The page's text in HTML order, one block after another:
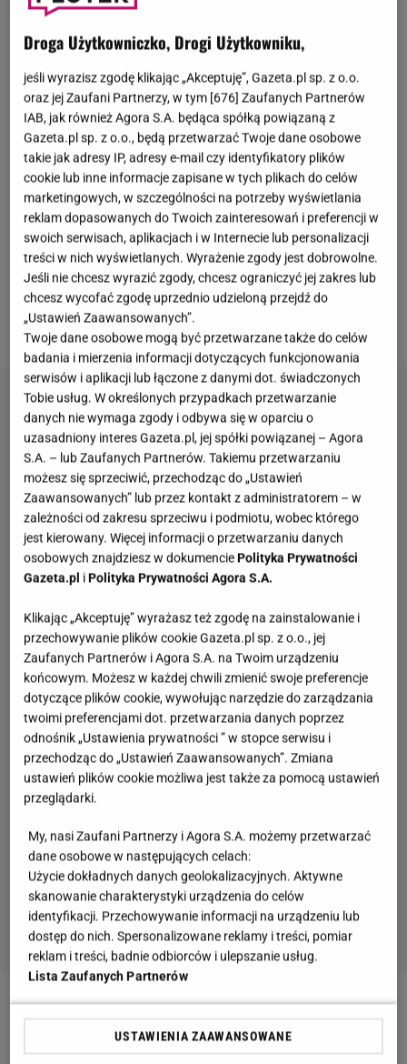
Emerytury polskich gwiazd
schodzi z nagłówków za sprawą wypowiedzi
swoich świadczeń opowiadała w rozmowie z
Jastrząb PostUrszula Dudziak.Według piosenkarki
artyści są "po macoszemu traktowani przez rząd"
gdyby mieli żyć tylko z emerytury "nie daliby rady". -
Jestem niezadowolona i uważam, żepowinniśmy
mieć o wiele większą emeryturę- stwierdziła
Dudziak. Podobne słowa padły niegdyś z ust
Krzysztofa Cugowskiego, którywyjawił, że "będzie
musiał śpiewać do śmierci", gdyż otrzymuje
niskie świadczenia. Artyści słusznie narzekają?
"Znalazłem sobie pracę w mediach"
Droga Użytkowniczko, Drogi Użytkowniku,
jeśli wyrazisz zgodę klikając „Akceptuję”, Gazeta.pl sp. z o.o.
oraz jej Zaufani Partnerzy, w tym [676] Zaufanych Partnerów
IAB, jak również Agora S.A. będąca spółką powiązaną z
Gazeta.pl sp. z o.o., będą przetwarzać Twoje dane osobowe
takie jak adresy IP, adresy e-mail czy identyfikatory plików
cookie lub inne informacje zapisane w tych plikach do celów
marketingowych, w szczególności na potrzeby wyświetlania
reklam dopasowanych do Twoich zainteresowań i preferencji w
swoich serwisach, aplikacjach i w Internecie lub personalizacji
treści w nich wyświetlanych. Wyrażenie zgody jest dobrowolne.
Jeśli nie chcesz wyrazić zgody, chcesz ograniczyć jej zakres lub
chcesz wycofać zgodę uprzednio udzieloną przejdź do
„Ustawień Zaawansowanych”.
Twoje dane osobowe mogą być przetwarzane także do celów
badania i mierzenia informacji dotyczących funkcjonowania
serwisów i aplikacji lub łączone z danymi dot. świadczonych
Tobie usług. W określonych przypadkach przetwarzanie
danych nie wymaga zgody i odbywa się w oparciu o
uzasadniony interes Gazeta.pl, jej spółki powiązanej – Agora
S.A. – lub Zaufanych Partnerów. Takiemu przetwarzaniu
możesz się sprzeciwić, przechodząc do „Ustawień
Zaawansowanych” lub przez kontakt z administratorem – w
zależności od zakresu sprzeciwu i podmiotu, wobec którego
jest kierowany. Więcej informacji o przetwarzaniu danych
osobowych znajdziesz w dokumenciePolityka Prywatności
Gazeta.pl iPolityka Prywatności Agora S.A.
Klikając „Akceptuję” wyrażasz też zgodę na zainstalowanie i
przechowywanie plików cookie Gazeta.pl sp. z o.o., jej
Zaufanych Partnerów i Agora S.A. na Twoim urządzeniu
końcowym. Możesz w każdej chwili zmienić swoje preferencje
dotyczące plików cookie, wywołując narzędzie do zarządzania
twoimi preferencjami dot. przetwarzania danych poprzez
odnośnik „Ustawienia prywatności ” w stopce serwisu i
przechodząc do „Ustawień Zaawansowanych”. Zmiana
ustawień plików cookie możliwa jest także za pomocą ustawień
przeglądarki.
My, nasi Zaufani Partnerzy i Agora S.A. możemy przetwarzać
dane osobowe w następujących celach:
Użycie dokładnych danych geolokalizacyjnych. Aktywne
skanowanie charakterystyki urządzenia do celów
identyfikacji. Przechowywanie informacji na urządzeniu lub
dostęp do nich. Spersonalizowane reklamy i treści, pomiar
reklam i treści, badnie odbiorców i ulepszanie usług.
Lista Zaufanych Partnerów
USTAWIENIA ZAAWANSOWANE